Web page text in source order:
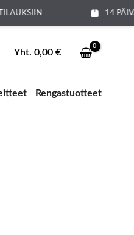
14
Yht. 0,00 €
Rengastuotteet